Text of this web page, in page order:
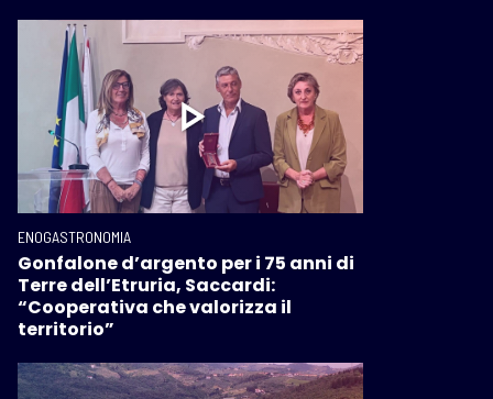
ENOGASTRONOMIA
Gonfalone d’argento per i 75 anni di
Terre dell’Etruria, Saccardi:
“Cooperativa che valorizza il
territorio”